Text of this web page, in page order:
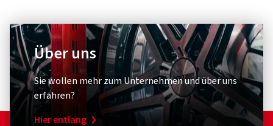
Über uns
Sie wollen mehr zum Unternehmen und über uns
erfahren?
Hier entlang